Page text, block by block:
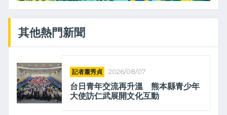
其他熱門新聞
記者蕭秀貞 2026/08/07
台日青年交流再升溫 熊本縣青少年
大使訪仁武展開文化互動